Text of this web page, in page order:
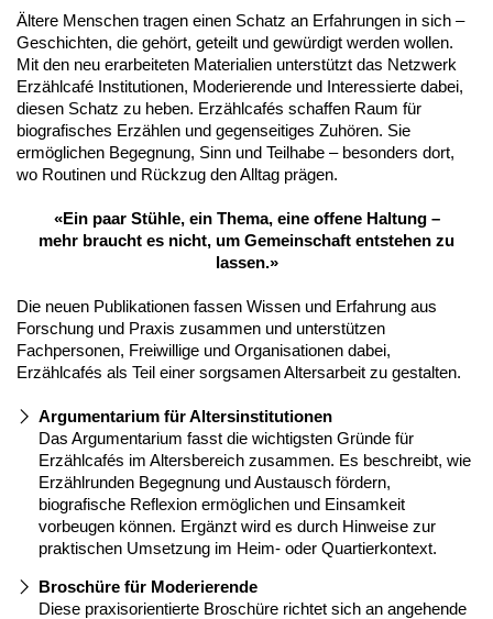
Ältere Menschen tragen einen Schatz an Erfahrungen in sich –
Geschichten, die gehört, geteilt und gewürdigt werden wollen.
Mit den neu erarbeiteten Materialien unterstützt das Netzwerk
Erzählcafé Institutionen, Moderierende und Interessierte dabei,
diesen Schatz zu heben. Erzählcafés schaffen Raum für
biografisches Erzählen und gegenseitiges Zuhören. Sie
ermöglichen Begegnung, Sinn und Teilhabe – besonders dort,
wo Routinen und Rückzug den Alltag prägen.
«Ein paar Stühle, ein Thema, eine offene Haltung –
mehr braucht es nicht, um Gemeinschaft entstehen zu
lassen.»
Die neuen Publikationen fassen Wissen und Erfahrung aus
Forschung und Praxis zusammen und unterstützen
Fachpersonen, Freiwillige und Organisationen dabei,
Erzählcafés als Teil einer sorgsamen Altersarbeit zu gestalten.
Argumentarium für Altersinstitutionen
Das Argumentarium fasst die wichtigsten Gründe für
Erzählcafés im Altersbereich zusammen. Es beschreibt, wie
Erzählrunden Begegnung und Austausch fördern,
biografische Reflexion ermöglichen und Einsamkeit
vorbeugen können. Ergänzt wird es durch Hinweise zur
praktischen Umsetzung im Heim- oder Quartierkontext.
Broschüre für Moderierende
Diese praxisorientierte Broschüre richtet sich an angehende